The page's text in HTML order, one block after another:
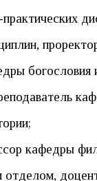
богословия
кафедры